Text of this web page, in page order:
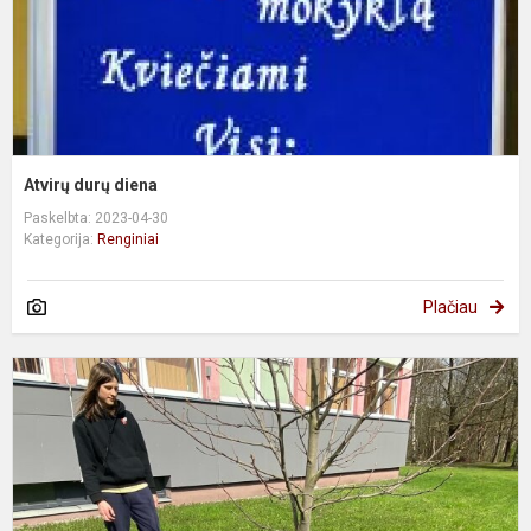
Atvirų durų diena
Paskelbta: 2023-04-30
Kategorija: Renginiai
Plačiau